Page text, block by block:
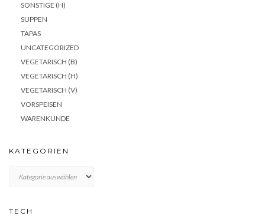
SONSTIGE (H)
SUPPEN
TAPAS
UNCATEGORIZED
VEGETARISCH (B)
VEGETARISCH (H)
VEGETARISCH (V)
VORSPEISEN
WARENKUNDE
KATEGORIEN
TECH